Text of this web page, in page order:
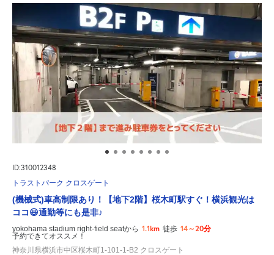
ID:310012348
トラストパーク クロスゲート
(機械式)車高制限あり！【地下2階】桜木町駅すぐ！横浜観光は
ココ😃通勤等にも是非♪
yokohama stadium right-field seatから 1.1km 徒歩 14～20分
予約できてオススメ！
神奈川県横浜市中区桜木町1-101-1-B2 クロスゲート